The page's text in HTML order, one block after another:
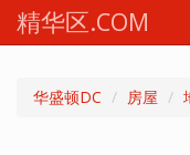
精华区.COM
华盛顿DC 房屋